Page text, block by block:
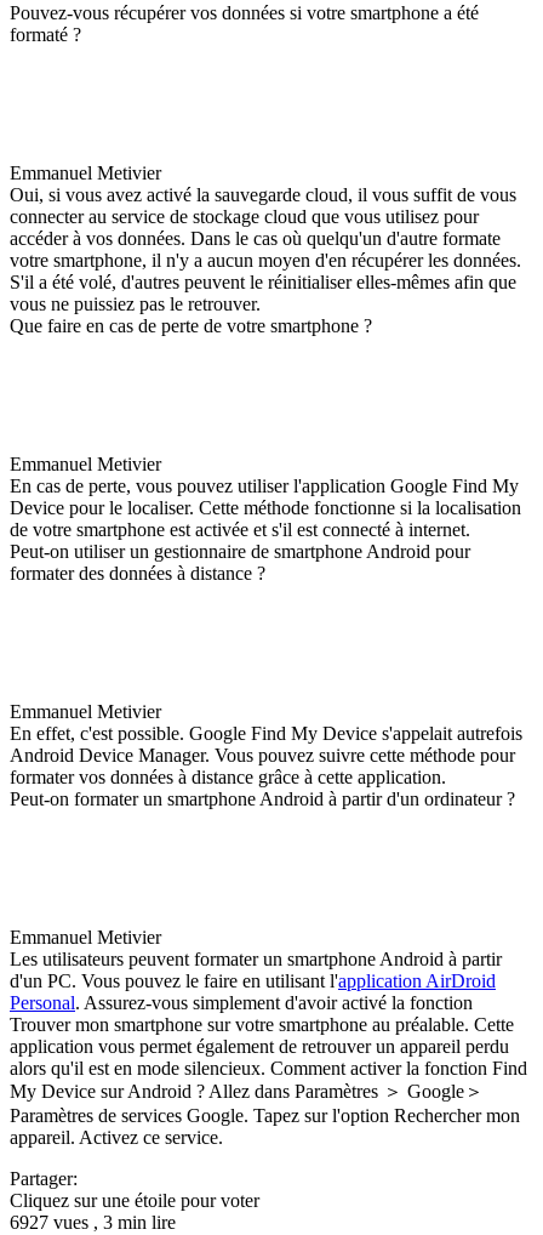
Pouvez-vous récupérer vos données si votre smartphone a été
formaté ?
Emmanuel Metivier
Oui, si vous avez activé la sauvegarde cloud, il vous suffit de vous
connecter au service de stockage cloud que vous utilisez pour
accéder à vos données. Dans le cas où quelqu'un d'autre formate
votre smartphone, il n'y a aucun moyen d'en récupérer les données.
S'il a été volé, d'autres peuvent le réinitialiser elles-mêmes afin que
vous ne puissiez pas le retrouver.
Que faire en cas de perte de votre smartphone ?
Emmanuel Metivier
En cas de perte, vous pouvez utiliser l'application Google Find My
Device pour le localiser. Cette méthode fonctionne si la localisation
de votre smartphone est activée et s'il est connecté à internet.
Peut-on utiliser un gestionnaire de smartphone Android pour
formater des données à distance ?
Emmanuel Metivier
En effet, c'est possible. Google Find My Device s'appelait autrefois
Android Device Manager. Vous pouvez suivre cette méthode pour
formater vos données à distance grâce à cette application.
Peut-on formater un smartphone Android à partir d'un ordinateur ?
Emmanuel Metivier
Les utilisateurs peuvent formater un smartphone Android à partir
d'un PC. Vous pouvez le faire en utilisant l'application AirDroid
Personal. Assurez-vous simplement d'avoir activé la fonction
Trouver mon smartphone sur votre smartphone au préalable. Cette
application vous permet également de retrouver un appareil perdu
alors qu'il est en mode silencieux. Comment activer la fonction Find
My Device sur Android ? Allez dans Paramètres ＞ Google＞
Paramètres de services Google. Tapez sur l'option Rechercher mon
appareil. Activez ce service.
Partager:
Cliquez sur une étoile pour voter
6927 vues , 3 min lire